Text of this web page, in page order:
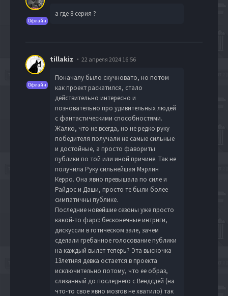
Офлайн
а где 8 серия ?
Офлайн
tillakiz 22 апреля 2024 16:56
Поначалу было скучновато, но потом
как проект раскатился, стало
действительно интересно и
позновательно про удивительных людей
с фантастическими способностями.
Жалко, что не всегда, но не редко руку
победителя получали не самые сильные
и достойные, а просто фавориты
публики по той или иной причине. Так не
получила Руку сильнейшая Мэрлин
Керро. Она явно превышала по силе и
Райдос и Даши, просто те были более
симпатичны публике.
Последние новейшие сезоны уже просто
какой-то фарс: бесконечные интриги,
дискуссии в готическом зале, зачем
сделали гребанное голосование публики
на каждый вылет теперь? Эта выскочка
13летняя девка остается в проекта
исключительно потому, что ее образ,
слизанный до последнего с Вендсдей (на
что-то свое явно мозгов не хватило) так